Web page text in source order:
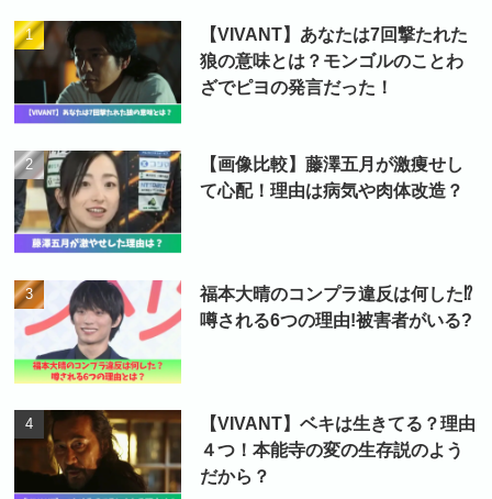
【VIVANT】あなたは7回撃たれた
狼の意味とは？モンゴルのことわ
ざでピヨの発言だった！
【画像比較】藤澤五月が激痩せし
て心配！理由は病気や肉体改造？
福本大晴のコンプラ違反は何した⁉
噂される6つの理由!被害者がいる?
【VIVANT】ベキは生きてる？理由
４つ！本能寺の変の生存説のよう
だから？